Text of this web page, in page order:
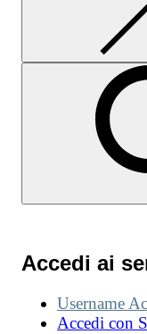
Accedi ai
Username
Accedi con